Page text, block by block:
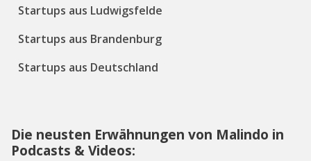
Startups aus Ludwigsfelde
Startups aus Brandenburg
Startups aus Deutschland
Die neusten Erwähnungen von Malindo in
Podcasts & Videos: